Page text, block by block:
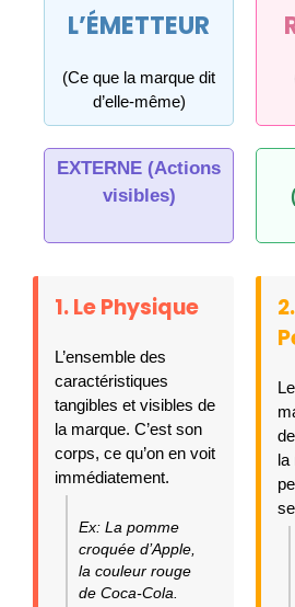
L’ÉMETTEUR
(Ce que la marque dit
d’elle-même)
EXTERNE (Actions
visibles)
1. Le Physique
L’ensemble des
caractéristiques
tangibles et visibles de
la marque. C’est son
corps, ce qu’on en voit
immédiatement.
Ex: La pomme
croquée d’Apple,
la couleur rouge
de Coca-Cola.